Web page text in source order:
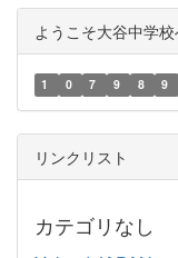
ようこそ大谷中学
1 0 7 9 8 9
リンクリスト
カテゴリなし